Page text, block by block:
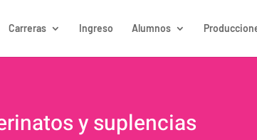
Carreras Ingreso Alumnos
y suplencias